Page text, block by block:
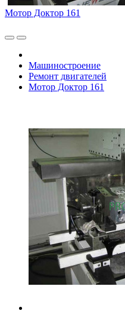
Мотор Доктор 161
Машиностроение
Ремонт двигателей
Мотор Доктор 161